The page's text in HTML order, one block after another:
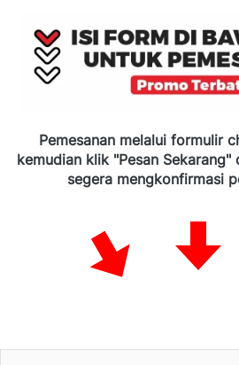
Pemesanan melalui formulir
kemudian klik "Pesan Sekarang"
segera mengkonfirmasi